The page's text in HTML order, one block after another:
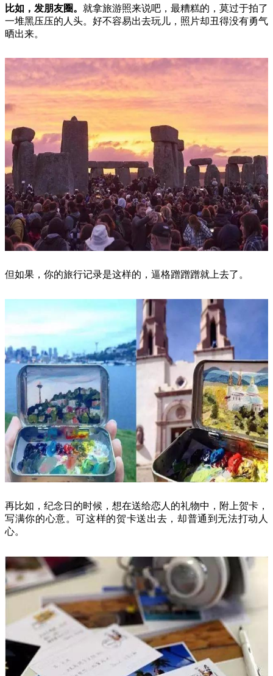
比如，发朋友圈。 就拿旅游照来说吧，最糟糕的，莫过于拍了
一堆黑压压的人头。好不容易出去玩儿，照片却丑得没有勇气
晒出来。
但如果，你的旅行记录是这样的，逼格蹭蹭蹭就上去了。
再比如，纪念日的时候，想在送给恋人的礼物中，附上贺卡，
写满你的心意。可这样的贺卡送出去，却普通到无法打动人
心。